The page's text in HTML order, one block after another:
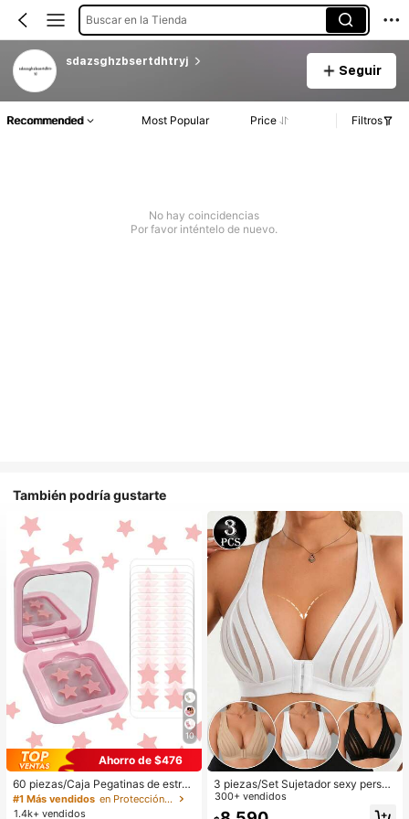
Buscar en la Tienda
sdazsghzbsertdhtryj
Seguir
Recommended Most Popular Price Filtros
No hay coincidencias
Por favor inténtelo de nuevo.
También podría gustarte
10
Ahorro de $476
60 piezas/Caja Pegatinas de estrell
a lindas - Pegatinas faciales, sin al
cohol, sin fragancia, suaves en la pi
#1 Más vendidos
en Protección de la piel
1.4k+ vendidos
3 piezas/Set Sujetador sexy person
alizado, Sujetador casual lencería,
Camiseta de tirantes para uso diari
300+ vendidos